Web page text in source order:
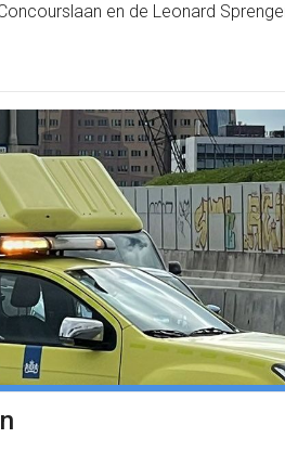
en de Leonard